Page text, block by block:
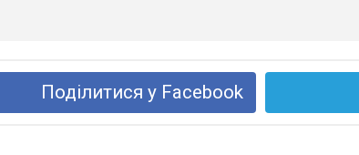
Поділитися у Facebook